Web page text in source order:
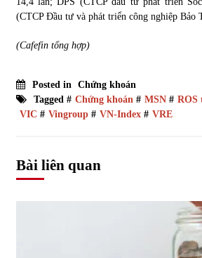
(CTCP Đầu tư và phát triển công nghiệp Bảo
(Cafefin tổng hợp)
Posted in Chứng khoán
Tagged # Chứng khoán# MSN# ROS
VIC # Vingroup# VN-Index# VRE
Bài liên quan